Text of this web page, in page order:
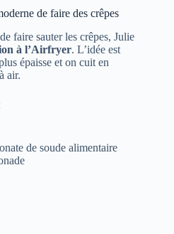
de faire des crêpes
faire sauter les crêpes, Julie
à l’Airfryer. L’idée est
épaisse et on cuit en
air.
de soude alimentaire